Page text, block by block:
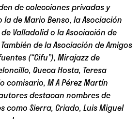
de colecciones privadas y
de Mario Benso, la Asociación
Valladolid o la Asociación de
de la Asociación de Amigos
(“Cifu”), Mirajazz de
Queca Hosta, Teresa
comisario, M A Pérez Martín
destacan nombres de
como Sierra, Criado, Luis Miguel